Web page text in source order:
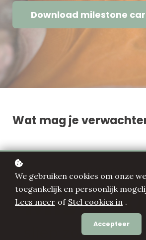
Download milestone
Wat mag je
We gebruiken cookies om onze
toegankelijk en persoonlijk
Lees meer of Stel cookies in .
Accepteer